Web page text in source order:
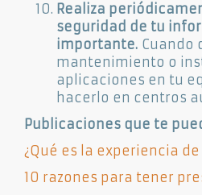
Realiza
seguridad de tu
importante. Cuando
mantenimiento o
aplicaciones en tu
hacerlo en centros
Publicaciones que te
¿Qué es la experiencia
10 razones para tener